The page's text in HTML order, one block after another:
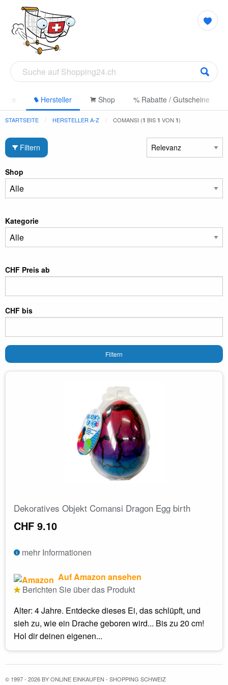
Hersteller Shop % Rabatte / Gutscheine
STARTSEITE HERSTELLER A-Z COMANSI (1 BIS 1 VON 1)
Filtern
Shop
Kategorie
CHF Preis ab
CHF bis
Filtern
Dekoratives Objekt Comansi Dragon Egg birth
CHF 9.10
mehr Informationen
Auf Amazon ansehen
Berichten Sie über das Produkt
Alter: 4 Jahre. Entdecke dieses Ei, das schlüpft, und
sieh zu, wie ein Drache geboren wird... Bis zu 20 cm!
Hol dir deinen eigenen...
© 1997 - 2026 BY ONLINE EINKAUFEN - SHOPPING SCHWEIZ